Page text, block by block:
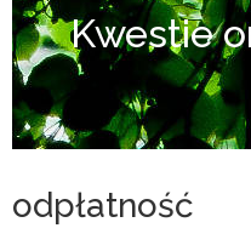
Kwestie
odpłatność